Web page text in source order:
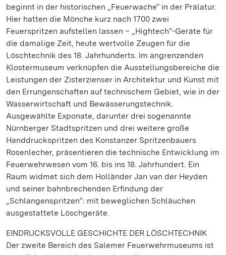
beginnt in der historischen „Feuerwache“ in der Prälatur.
Hier hatten die Mönche kurz nach 1700 zwei
Feuerspritzen aufstellen lassen – „Hightech“-Geräte für
die damalige Zeit, heute wertvolle Zeugen für die
Löschtechnik des 18. Jahrhunderts. Im angrenzenden
Klostermuseum verknüpfen die Ausstellungsbereiche die
Leistungen der Zisterzienser in Architektur und Kunst mit
den Errungenschaften auf technischem Gebiet, wie in der
Wasserwirtschaft und Bewässerungstechnik.
Ausgewählte Exponate, darunter drei sogenannte
Nürnberger Stadtspritzen und drei weitere große
Handdruckspritzen des Konstanzer Spritzenbauers
Rosenlecher, präsentieren die technische Entwicklung im
Feuerwehrwesen vom 16. bis ins 18. Jahrhundert. Ein
Raum widmet sich dem Holländer Jan van der Heyden
und seiner bahnbrechenden Erfindung der
„Schlangenspritzen“: mit beweglichen Schläuchen
ausgestattete Löschgeräte.
EINDRUCKSVOLLE GESCHICHTE DER LÖSCHTECHNIK
Der zweite Bereich des Salemer Feuerwehrmuseums ist